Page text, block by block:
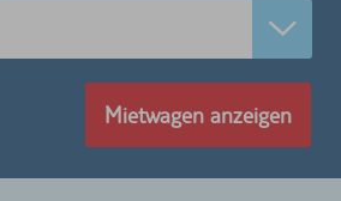
Mietwagen anzeigen